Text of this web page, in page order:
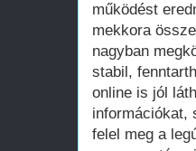
működést
mekkora
nagyban
stabil,
online is jól
információkat,
felel meg a